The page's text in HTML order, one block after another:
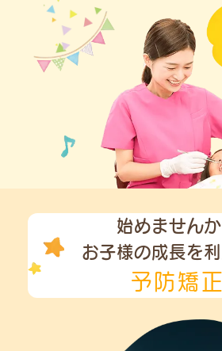
始めませんか
お子様の成長を
予防矯正